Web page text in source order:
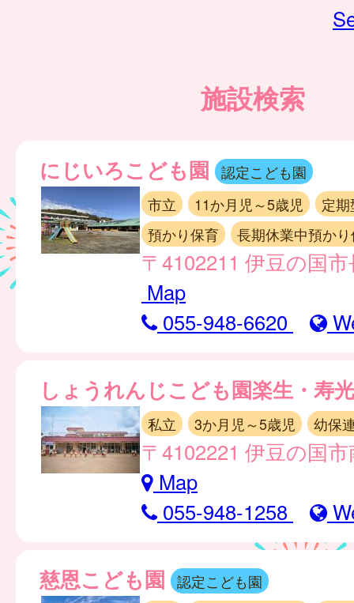
施設検索
にじいろこども園
認定こども園
市立
11か月児～5歳児
定期
預かり保育
長期休業中預か
〒4102211 伊豆の国
Map
055-948-6620
しょうれんじこども園楽生・寿
私立 3か月児～5歳児 幼保
〒4102221 伊豆の国
Map
055-948-1258
慈恩こども園
認定こども園